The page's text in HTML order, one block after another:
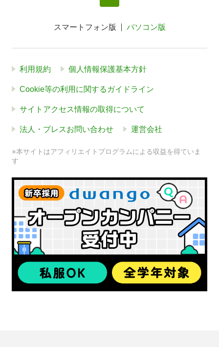
スマートフォン版 パソコン版
利用規約 個人情報保護基本方針
Cookie等の利用に関するガイドライン
サイトアクセス情報の取得について
法人・プレスお問い合わせ 運営会社
※本サイトはアフィリエイトプログラムによる収益を得ていま
す